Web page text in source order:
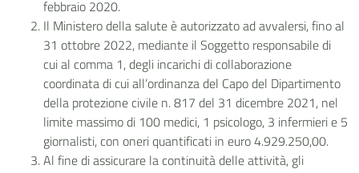
febbraio 2020.
Il Ministero della salute è autorizzato ad avvalersi, fino al
31 ottobre 2022, mediante il Soggetto responsabile di
cui al comma 1, degli incarichi di collaborazione
coordinata di cui all’ordinanza del Capo del Dipartimento
della protezione civile n. 817 del 31 dicembre 2021, nel
limite massimo di 100 medici, 1 psicologo, 3 infermieri e 5
giornalisti, con oneri quantificati in euro 4.929.250,00.
Al fine di assicurare la continuità delle attività, gli